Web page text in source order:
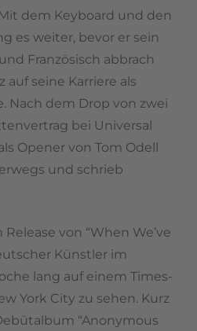
dem Keyboard und den
es weiter, bevor er sein
Französisch abbrach
seine Karriere als
Nach dem Drop von zwei
bei Universal
Opener von Tom Odell
und schrieb
von “When We’ve
Künstler im
lang auf einem Times-
York City zu sehen. Kurz
“Anonymous